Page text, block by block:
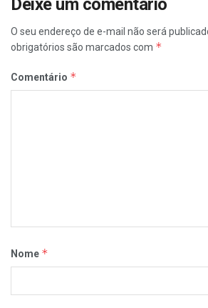
Deixe um comentário
O seu endereço de e-mail não será
obrigatórios são marcados com *
Comentário *
Nome *